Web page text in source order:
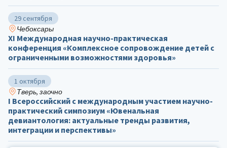
29 сентября
Чебоксары
ХΙ Международная научно-практическая
конференция «Комплексное сопровождение детей с
ограниченными возможностями здоровья»
1 октября
Тверь, заочно
I Всероссийский с международным участием научно-
практический симпозиум «Ювенальная
девиантология: актуальные тренды развития,
интеграции и перспективы»